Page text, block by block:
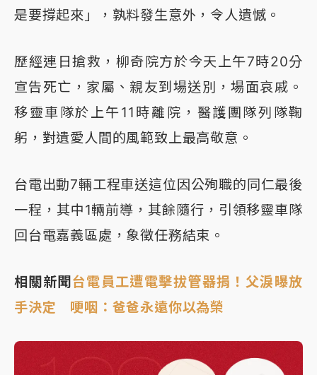
是要撐起來」，孰料發生意外，令人遺憾。
歷經連日搶救，柳奇院方於今天上午7時20分
宣告死亡，家屬、親友到場送別，場面哀戚。
移靈車隊於上午11時離院，醫護團隊列隊鞠
躬，對遺愛人間的風範致上最高敬意。
台電出動7輛工程車送這位因公殉職的同仁最後
一程，其中1輛前導，其餘隨行，引領移靈車隊
回台電嘉義區處，象徵任務結束。
相關新聞 台電員工遭電擊拔管器捐！父淚曝放
手決定 哽咽：爸爸永遠你以為榮